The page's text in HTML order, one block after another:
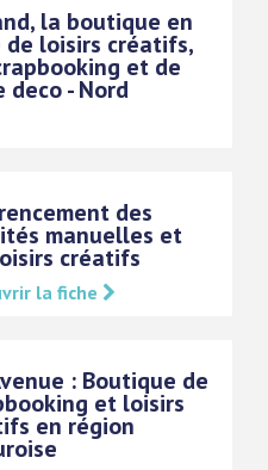
la boutique en
de loisirs créatifs,
et de
deco - Nord
des
manuelles et
créatifs
la fiche
: Boutique de
et loisirs
en région